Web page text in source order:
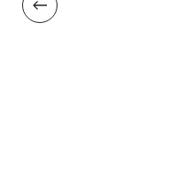
АКСЕССУАРЫ